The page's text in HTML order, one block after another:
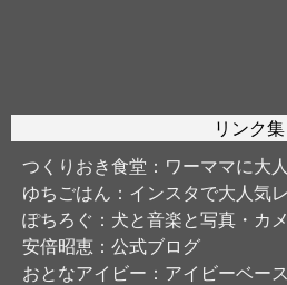
リンク集
つくりおき食堂 ：ワーママに大
ゆちごはん ：インスタで大人気
ぽちろぐ ：犬と音楽と写真・カ
安倍昭恵 ：公式ブログ
おとなアイビー ：アイビーベー